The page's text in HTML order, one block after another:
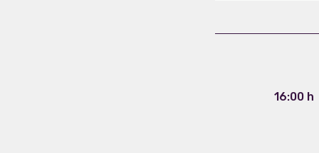
16:00 h